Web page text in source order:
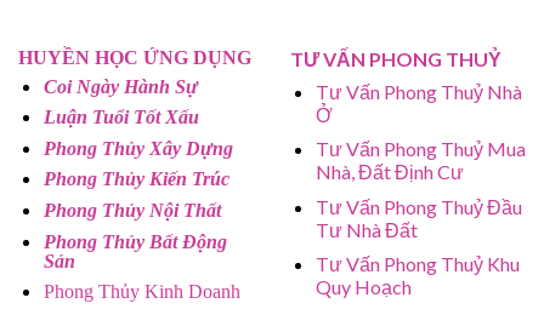
HUYỀN HỌC ỨNG DỤNG
Coi Ngày Hành Sự
Luận Tuổi Tốt Xấu
Phong Thủy Xây Dựng
Phong Thủy Kiến Trúc
Phong Thủy Nội Thất
Phong Thủy Bất Động
Sản
Phong Thủy Kinh Doanh
TƯ VẤN PHONG THUỶ
Tư Vấn Phong Thuỷ Nhà
Ở
Tư Vấn Phong Thuỷ Mua
Nhà, Đất Định Cư
Tư Vấn Phong Thuỷ Đầu
Tư Nhà Đất
Tư Vấn Phong Thuỷ Khu
Quy Hoạch